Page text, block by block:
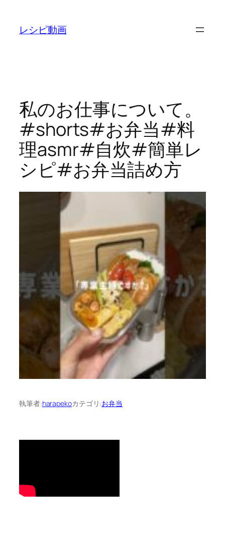
レシピ動画
私のお仕事について。
#shorts#お弁当#料
理asmr#自炊#簡単レ
シピ#お弁当詰め方
執筆者:harapekoカテゴリ:お弁当